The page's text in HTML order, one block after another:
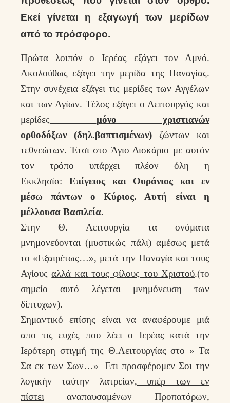
Εκεί γίνεται η εξαγωγή των μερίδων
από το πρόσφορο.
Πρώτα λοιπόν ο Ιερέας εξάγει τον Αμνό.
Ακολούθως εξάγει την μερίδα της Παναγίας.
Στην συνέχεια εξάγει τις μερίδες των Αγγέλων
και των Αγίων. Τέλος εξάγει ο Λειτουργός και
μερίδες
μόνο χριστιανών
ορθοδόξων(δηλ.βαπτισμένων) ζώντων και
τεθνεώτων. Έτσι στο Άγιο Δισκάριο με αυτόν
τον τρόπο υπάρχει πλέον όλη η
Εκκλησία: Επίγειος και Ουράνιος και εν
μέσω πάντων ο Κύριος. Αυτή είναι η
μέλλουσα Βασιλεία.
Στην Θ. Λειτουργία τα ονόματα
μνημονεύονται (μυστικώς πάλι) αμέσως μετά
το «Εξαιρέτως…», μετά την Παναγία και τους
Αγίουςαλλά και τους φίλους του Χριστού.(το
σημείο αυτό λέγεται μνημόνευση των
δίπτυχων).
Σημαντικό επίσης είναι να αναφέρουμε μιά
απο τις ευχές που λέει ο Ιερέας κατά την
Ιερότερη στιγμή της Θ.Λειτουργίας στο » Τα
Σα εκ των Σων…» Ετι προσφέρομεν Σοι την
λογικήν ταύτην λατρείαν, υπέρ των εν
πίστει αναπαυσαμένων Προπατόρων,